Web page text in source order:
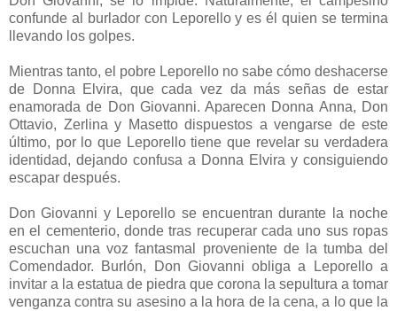
confunde al burlador con Leporello y es él quien se termina
llevando los golpes.
Mientras tanto, el pobre Leporello no sabe cómo deshacerse
de Donna Elvira, que cada vez da más señas de estar
enamorada de Don Giovanni. Aparecen Donna Anna, Don
Ottavio, Zerlina y Masetto dispuestos a vengarse de este
último, por lo que Leporello tiene que revelar su verdadera
identidad, dejando confusa a Donna Elvira y consiguiendo
escapar después.
Don Giovanni y Leporello se encuentran durante la noche
en el cementerio, donde tras recuperar cada uno sus ropas
escuchan una voz fantasmal proveniente de la tumba del
Comendador. Burlón, Don Giovanni obliga a Leporello a
invitar a la estatua de piedra que corona la sepultura a tomar
venganza contra su asesino a la hora de la cena, a lo que la